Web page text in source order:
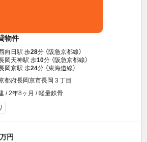
物件
向日駅 歩28分 （阪急京都線）
岡天神駅 歩10分 （阪急京都線）
岡京駅 歩24分 （東海道線）
都府長岡京市長岡３丁目
/ 2年8ヶ月 / 軽量鉄骨
万円